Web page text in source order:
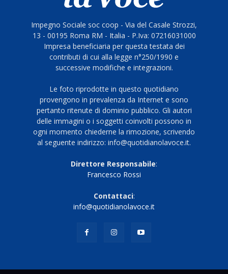
Impegno Sociale soc coop - Via del Casale Strozzi,
13 - 00195 Roma RM - Italia - P.Iva: 07216031000
Impresa beneficiaria per questa testata dei
contributi di cui alla legge n°250/1990 e
successive modifiche e integrazioni.
Le foto riprodotte in questo quotidiano
provengono in prevalenza da Internet e sono
pertanto ritenute di dominio pubblico. Gli autori
delle immagini o i soggetti coinvolti possono in
ogni momento chiederne la rimozione, scrivendo
al seguente indirizzo: info@quotidianolavoce.it.
Direttore Responsabile:
Francesco Rossi
Contattaci:
info@quotidianolavoce.it